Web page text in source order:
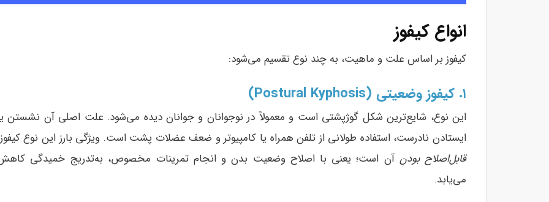
انواع کیفوز
کیفوز بر اساس علت و ماهیت، به چند نوع تقسیم می‌شود:
۱. کیفوز وضعیتی (Postural Kyphosis)
این نوع، شایع‌ترین شکل گوژپشتی است و معمولاً در نوجوانان و جوانان دیده می‌شود. علت اصلی آن نشستن
ایستادن نادرست، استفاده طولانی از تلفن همراه یا کامپیوتر و ضعف عضلات پشت است. ویژگی بارز این نوع
قابل‌اصلاح بودن آن است؛ یعنی با اصلاح وضعیت بدن و انجام تمرینات مخصوص، به‌تدریج خمیدگی
می‌یابد.